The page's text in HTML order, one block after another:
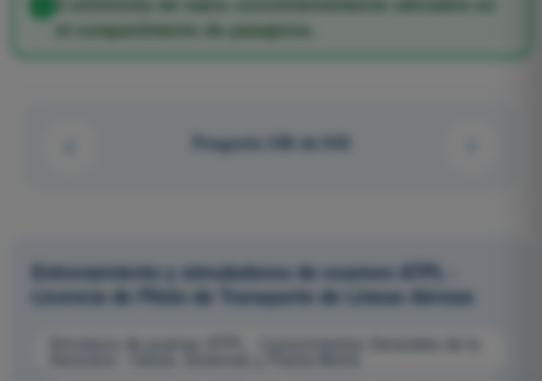
el compartimento de pasajeros.
Pregunta 338 de 643
Entrenamiento y simuladores de examen ATPL -
Licencia de Piloto de Transporte de Líneas Aéreas
Simulacro de examen ATPL - Conocimientos Generales de la